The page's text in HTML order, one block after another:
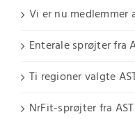
Vi er nu
Enterale sprøjter fra
Ti regioner valgte
NrFit-sprøjter fra